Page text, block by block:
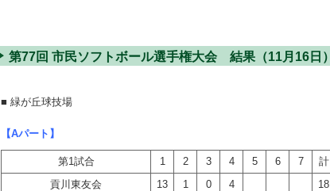
第77回 市民ソフトボール選手権大会 結果（11月16日）
■ 緑が丘球技場
【Aパート】
第1試合 1 2 3 4 5 6 7 計
貢川東友会
13 1 0 4 18